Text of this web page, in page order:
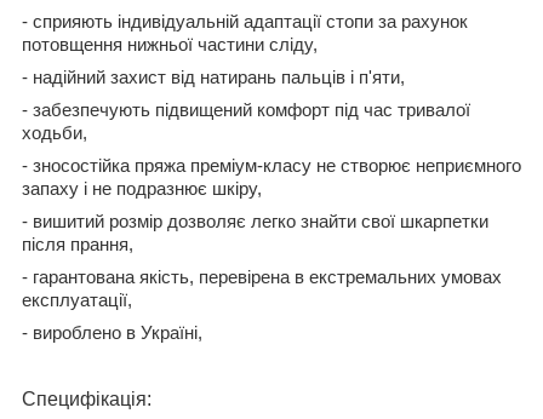
- сприяють індивідуальній адаптації стопи за рахунок
потовщення нижньої частини сліду,
- надійний захист від натирань пальців і п'яти,
- забезпечують підвищений комфорт під час тривалої
ходьби,
- зносостійка пряжа преміум-класу не створює неприємного
запаху і не подразнює шкіру,
- вишитий розмір дозволяє легко знайти свої шкарпетки
після прання,
- гарантована якість, перевірена в екстремальних умовах
експлуатації,
- вироблено в Україні,
Специфікація: